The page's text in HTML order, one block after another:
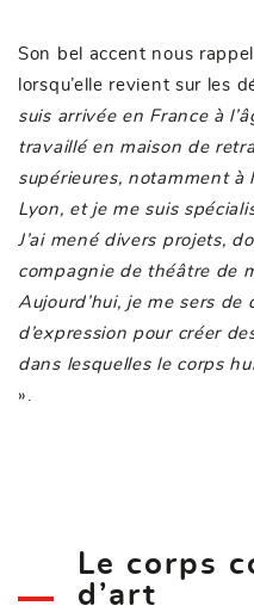
Son bel accent nous
lorsqu’elle revient sur les
suis arrivée en France à
travaillé en maison de
supérieures, notamment à
Lyon, et je me suis
J’ai mené divers projets,
compagnie de théâtre de
Aujourd’hui, je me sers
d’expression pour créer
dans lesquelles le corps
».
Le corps
d’art